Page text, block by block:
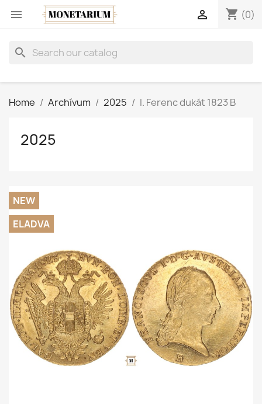
 shopping_cart (0)

search
Home Archívum 2025 I. Ferenc dukát 1823 B
2025
NEW
ELADVA